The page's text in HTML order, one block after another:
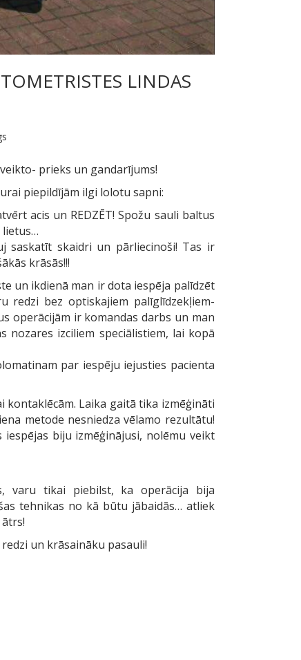
LINDAS
prieks un gandarījums!
piepildījām ilgi lolotu sapni:
acis un REDZĒT! Spožu sauli baltus
lietus…
saskatīt skaidri un pārliecinoši! Tas ir
krāsās!!!
un ikdienā man ir dota iespēja palīdzēt
redzi bez optiskajiem palīglīdzekļiem-
operācijām ir komandas darbs un man
nozares izciliem speciālistiem, lai kopā
par iespēju iejusties pacienta
kontaklēcām. Laika gaitā tika izmēģināti
metode nesniedza vēlamo rezultātu!
iespējas biju izmēģinājusi, nolēmu veikt
varu tikai piebilst, ka operācija bija
tehnikas no kā būtu jābaidās… atliek
un krāsaināku pasauli!